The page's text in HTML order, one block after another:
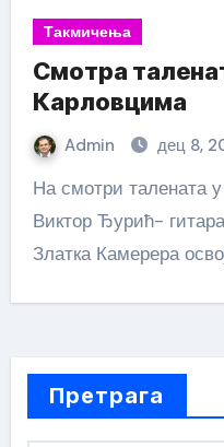
Такмичења
Смотра
Карловцима
Admin дец 8,
На смотри талената у Сремским Карловцима
Виктор Ђурић-
Златка Камерера
Претрага